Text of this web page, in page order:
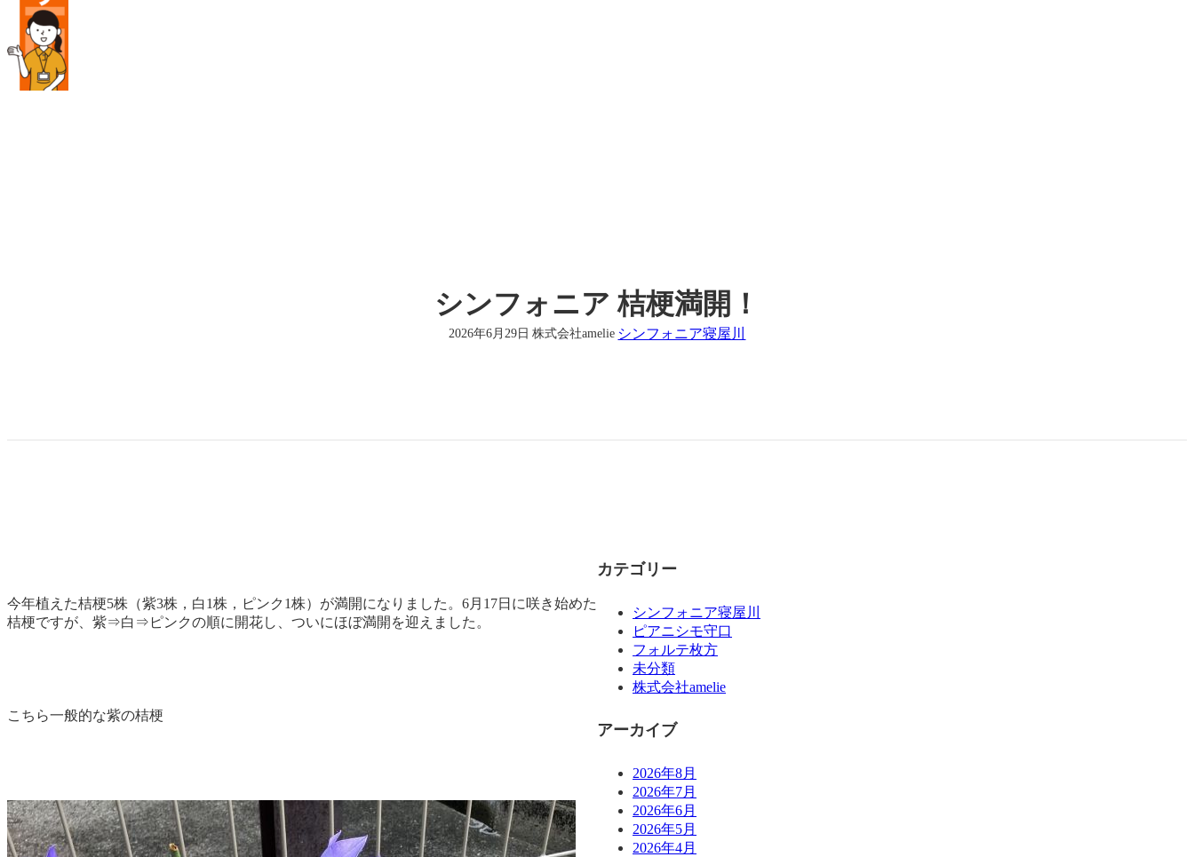
シンフォニア 桔梗満開！
2026年6月29日 株式会社amelie シンフォニア寝屋川
今年植えた桔梗5株（紫3株，白1株，ピンク1株）が満開になりました。6月17日に咲き始めた
桔梗ですが、紫⇒白⇒ピンクの順に開花し、ついにほぼ満開を迎えました。
こちら一般的な紫の桔梗
カテゴリー
シンフォニア寝屋川
ピアニシモ守口
フォルテ枚方
未分類
株式会社amelie
アーカイブ
2026年8月
2026年7月
2026年6月
2026年5月
2026年4月